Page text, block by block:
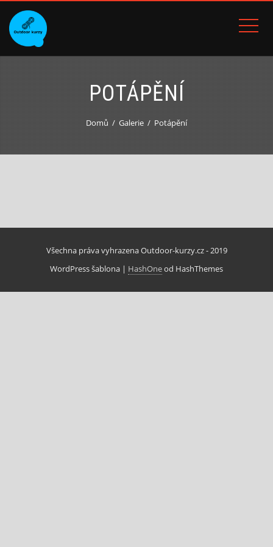
POTÁPĚNÍ
Domů Galerie Potápění
Všechna práva vyhrazena Outdoor-kurzy.cz - 2019
WordPress šablona | HashOneod HashThemes